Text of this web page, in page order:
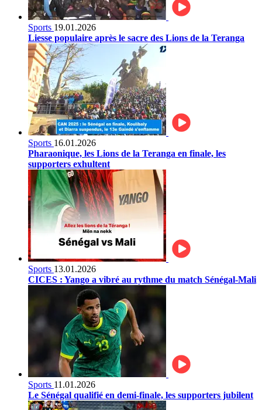
Sports 19.01.2026
Liesse populaire après le sacre des Lions de la Teranga
Sports 16.01.2026
Pharaonique, les Lions de la Teranga en finale, les
supporters exhultent
Sports 13.01.2026
CICES : Yango a vibré au rythme du match Sénégal-Mali
Sports 11.01.2026
Le Sénégal qualifié en demi-finale, les supporters jubilent